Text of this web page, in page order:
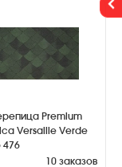
Premium
Versaille Verde
476
10 заказов